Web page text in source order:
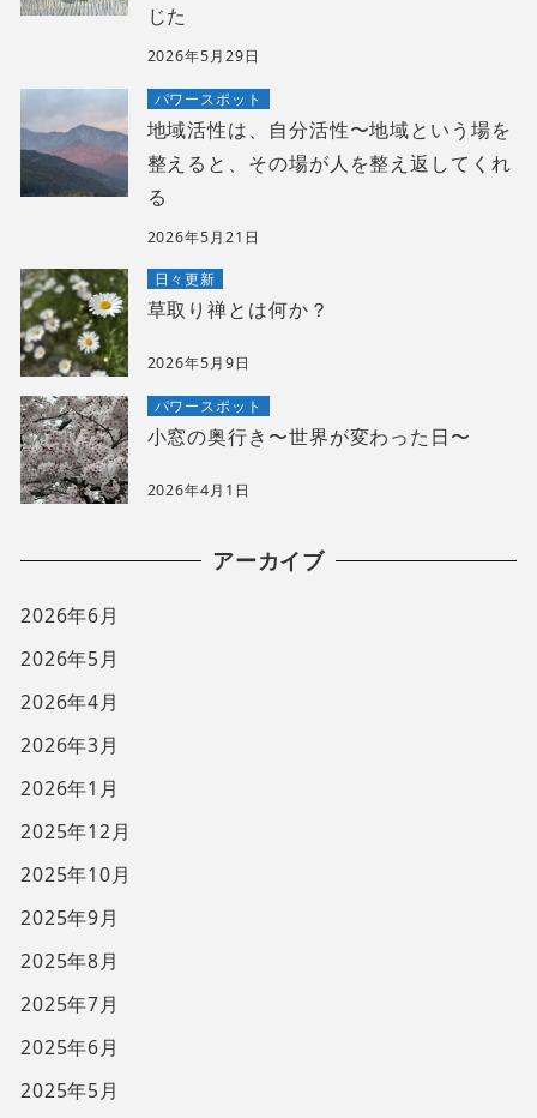
じた
2026年5月29日
パワースポット
地域活性は、自分活性〜地域という場を
整えると、その場が人を整え返してくれ
る
2026年5月21日
日々更新
草取り禅とは何か？
2026年5月9日
パワースポット
小窓の奥行き〜世界が変わった日〜
2026年4月1日
アーカイブ
2026年6月
2026年5月
2026年4月
2026年3月
2026年1月
2025年12月
2025年10月
2025年9月
2025年8月
2025年7月
2025年6月
2025年5月